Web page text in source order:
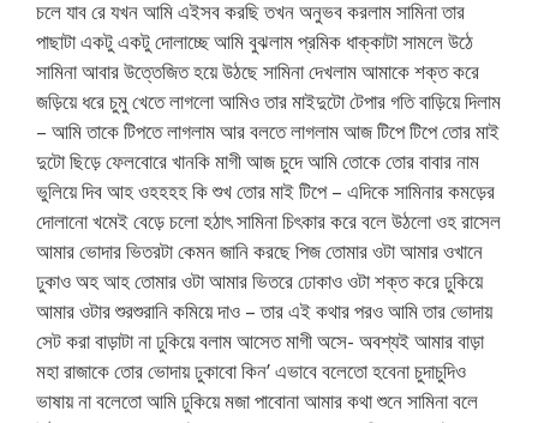
চলে যাব রে যখন আমি এইসব করছি তখন অনুভব করলাম সামিনা তার
পাছাটা একটু একটু দোলাচ্ছে আমি বুঝলাম প্রমিক ধাক্কাটা সামলে উঠে
সামিনা আবার উত্তেজিত হয়ে উঠছে সামিনা দেখলাম আমাকে শক্ত করে
জড়িয়ে ধরে চুমু খেতে লাগলো আমিও তার মাইদুটো টেপার গতি বাড়িয়ে দিলাম
– আমি তাকে টিপতে লাগলাম আর বলতে লাগলাম আজ টিপে টিপে তোর মাই
দুটো ছিড়ে ফেলবোরে খানকি মাগী আজ চুদে আমি তোকে তোর বাবার নাম
ভুলিয়ে দিব আহ ওহহহহ কি শুখ তোর মাই টিপে – এদিকে সামিনার কমড়ের
দোলানো খমেই বেড়ে চলো হঠাৎ সামিনা চিৎকার করে বলে উঠলো ওহ রাসেল
আমার ভোদার ভিতরটা কেমন জানি করছে পিজ তোমার ওটা আমার ওখানে
ঢুকাও অহ আহ তোমার ওটা আমার ভিতরে ঢোকাও ওটা শক্ত করে ঢুকিয়ে
আমার ওটার শুরশুরানি কমিয়ে দাও – তার এই কথার পরও আমি তার ভোদায়
সেট করা বাড়াটা না ঢুকিয়ে বলাম আসেত মাগী অসে- অবশ্যই আমার বাড়া
মহা রাজাকে তোর ভোদায় ঢুকাবো কিন’ এভাবে বলেতো হবেনা চুদাচুদিও
ভাষায় না বলেতো আমি ঢুকিয়ে মজা পাবোনা আমার কথা শুনে সামিনা বলে